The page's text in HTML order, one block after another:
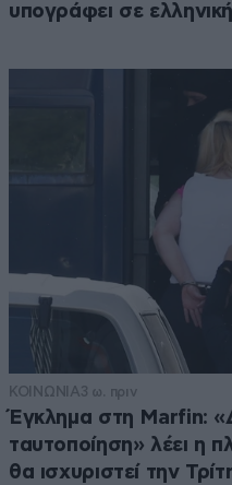
υπογράφει σε
ΚΟΙΝΩΝΙΑ3 ω. πριν
Έγκλημα στη Marfin:
ταυτοποίηση» λέει η
θα ισχυριστεί την